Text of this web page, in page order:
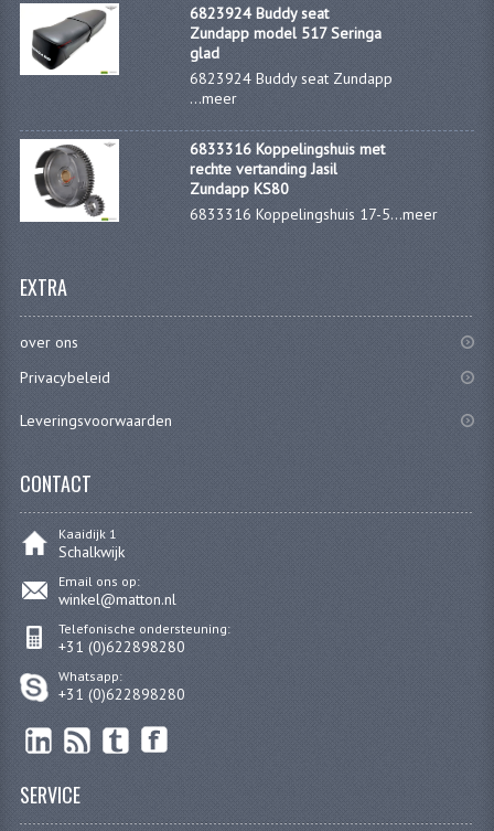
ACHTERTANDWIELEN
VOORTANDWIELEN
UITLATEN EN BOCHTEN
UITLATEN
UITLAATBOCHTEN
REVISIE 3 BAK VOET
REVISIE KS80/314 MOTORBLOK
REVISIE KS125/285 MOTORBLOK
6823924 Buddy seat
Zundapp model 517 Seringa
glad
6823924 Buddy seat Zundapp
...meer
6833316 Koppelingshuis met
rechte vertanding Jasil
Zundapp KS80
6833316 Koppelingshuis 17-5...meer
EXTRA
over ons
Privacybeleid
Leveringsvoorwaarden
CONTACT
Kaaidijk 1
Schalkwijk
Email ons op:
winkel@matton.nl
Telefonische ondersteuning:
+31 (0)622898280
Whatsapp:
+31 (0)622898280
SERVICE